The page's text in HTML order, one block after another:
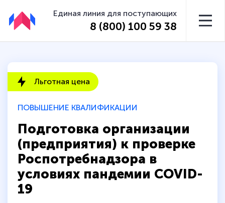
Единая линия для поступающих
8 (800) 100 59 38
ПОВЫШЕНИЕ КВАЛИФИКАЦИИ
Подготовка организации
(предприятия) к проверке
Роспотребнадзора в
условиях пандемии COVID-
19
Льготная цена